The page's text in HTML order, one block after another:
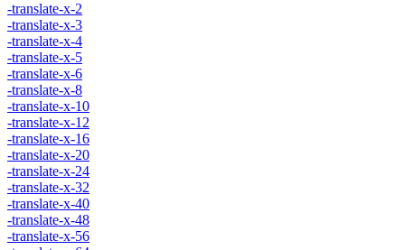
-translate-x-2
-translate-x-3
-translate-x-4
-translate-x-5
-translate-x-6
-translate-x-8
-translate-x-10
-translate-x-12
-translate-x-16
-translate-x-20
-translate-x-24
-translate-x-32
-translate-x-40
-translate-x-48
-translate-x-56